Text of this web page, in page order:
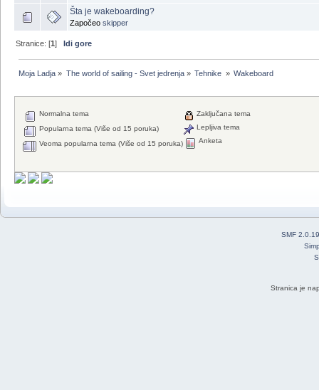
Šta je wakeboarding?
Započeo skipper
Stranice: [1]Idi gore
Moja Ladja » The world of sailing - Svet jedrenja» Tehnike » Wakeboard
Normalna tema
Popularna tema (Više od 15 poruka)
Veoma popularna tema (Više od 15 poruka)
Zaključana tema
Lepljiva tema
Anketa
SMF 2.0.19
Stranica je